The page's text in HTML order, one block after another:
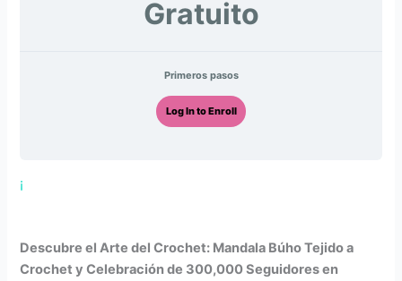
Gratuito
Primeros pasos
Log In to Enroll
¡
Descubre el Arte del Crochet: Mandala Búho Tejido a
Crochet y Celebración de 300,000 Seguidores en